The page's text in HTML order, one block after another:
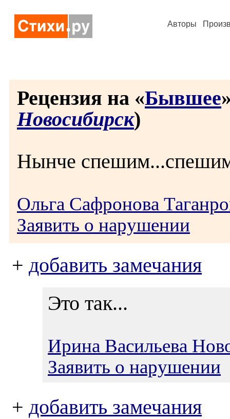
Авторы
Рецензия на «Бывшее
Новосибирск)
Нынче
Ольга Сафронова
Заявить о нарушении
+ добавить замечания
Это так...
Ирина Васильева
Заявить о нарушении
+ добавить замечания